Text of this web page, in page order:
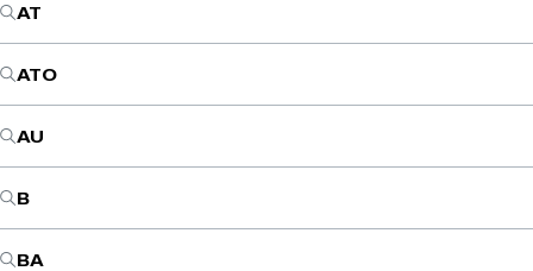
AT
ATO
AU
B
BA